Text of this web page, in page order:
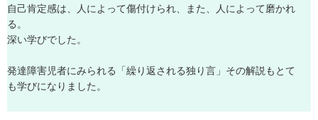
自己肯定感は、 人によ って傷付けられ、 ま た、 人によ って磨かれ
る。
深い学びでした。
発達障害児者にみられる 「繰り返される独 り言 」 その解説も と て
も学びにな り ま した。